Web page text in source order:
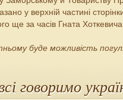
у верхній частині
ще за часів Гната
буде можливість
говоримо